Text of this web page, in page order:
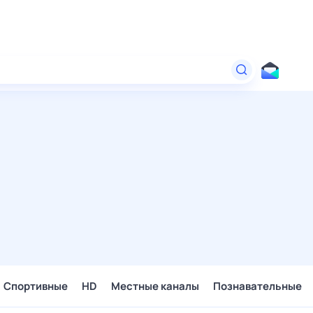
Спортивные HD Местные каналы Познавательные